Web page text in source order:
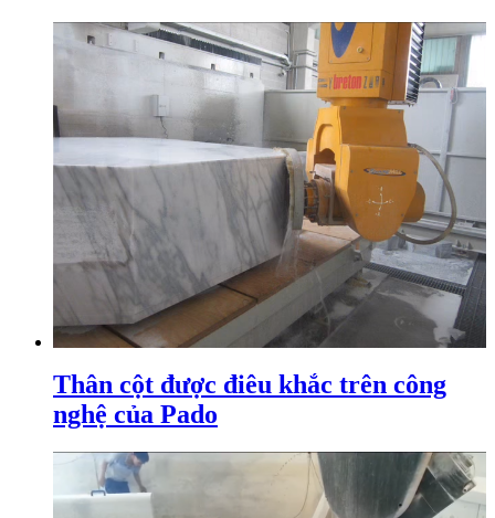
Thân cột được điêu khắc trên công
nghệ của Pado